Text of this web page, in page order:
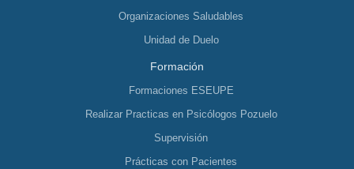
Organizaciones Saludables
Unidad de Duelo
Formación
Formaciones ESEUPE
Realizar Practicas en Psicólogos Pozuelo
Supervisión
Prácticas con Pacientes